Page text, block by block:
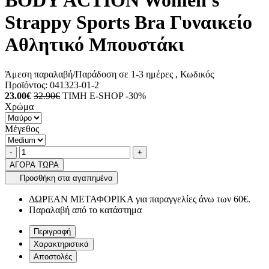
Strappy Sports Bra Γυναικείο
Αθλητικό Μπουστάκι
Άμεση παραλαβή/Παράδοση σε 1-3 ημέρες , Κωδικός
Προϊόντος: 041323-01-2
23.00€ 32.90€ ΤΙΜΗ E-SHOP -30%
Χρώμα
Μέγεθος
Ποσότητα
-product.increase.quantity +
ΑΓΟΡΑ ΤΩΡΑ
Προσθήκη στα αγαπημένα
ΔΩΡΕΑΝ ΜΕΤΑΦΟΡΙΚΑ για παραγγελίες άνω των 60€.
Παραλαβή από το κατάστημα
Περιγραφή
Χαρακτηριστικά
Αποστολές